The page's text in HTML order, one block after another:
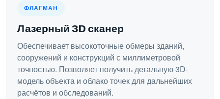
ФЛАГМАН
Лазерный 3D сканер
Обеспечивает высокоточные обмеры зданий,
сооружений и конструкций с миллиметровой
точностью. Позволяет получить детальную 3D-
модель объекта и облако точек для дальнейших
расчётов и обследований.